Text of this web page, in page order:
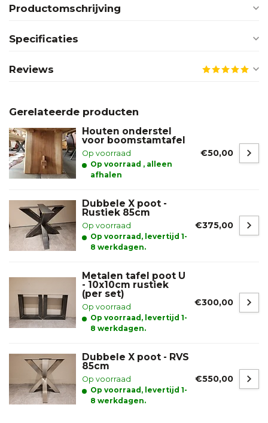
Productomschrijving
Specificaties
Reviews
Gerelateerde producten
Houten onderstel
voor boomstamtafel
Op voorraad
Op voorraad , alleen
afhalen
€50,00
Dubbele X poot -
Rustiek 85cm
Op voorraad
Op voorraad, levertijd 1-
8 werkdagen.
€375,00
Metalen tafel poot U
- 10x10cm rustiek
(per set)
Op voorraad
Op voorraad, levertijd 1-
8 werkdagen.
€300,00
Dubbele X poot - RVS
85cm
Op voorraad
Op voorraad, levertijd 1-
8 werkdagen.
€550,00